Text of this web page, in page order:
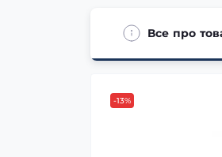
Все про
-13%